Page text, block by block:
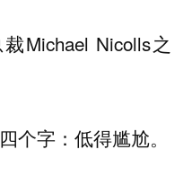
Michael Nicolls之
个字： 低得尴尬。